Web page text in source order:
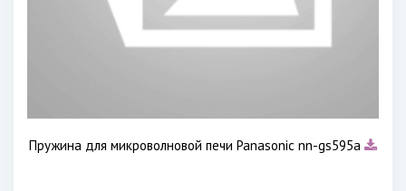
Пружина для микроволновой печи Panasonic nn-gs595a